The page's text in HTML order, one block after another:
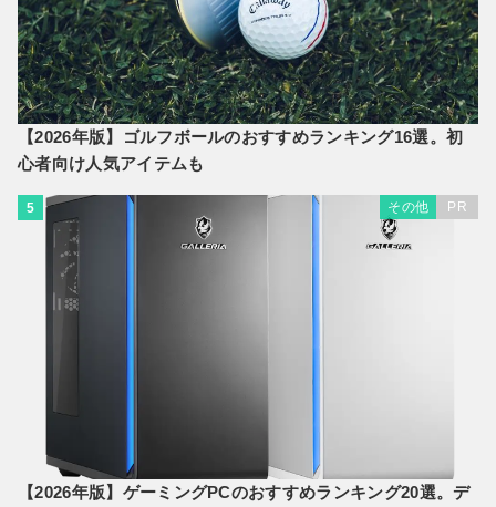
【2026年版】ゴルフボールのおすすめランキング16選。初
心者向け人気アイテムも
5 その他 PR
【2026年版】ゲーミングPCのおすすめランキング20選。デ